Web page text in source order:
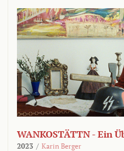
WANKOSTÄTTN - Ein
2023 / Karin Berger